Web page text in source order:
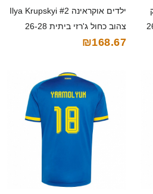
26-28
ילדים אוקראינה Ilya Krupskyi #2
צהוב כחול ג'רזי ביתית 26-28
חולצה קצרה
₪168.67